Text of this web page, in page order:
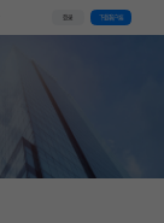
登录 下载客户端